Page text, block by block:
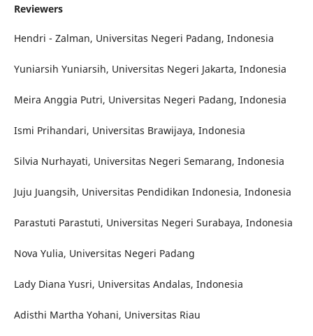
Reviewers
Hendri - Zalman, Universitas Negeri Padang, Indonesia
Yuniarsih Yuniarsih, Universitas Negeri Jakarta, Indonesia
Meira Anggia Putri, Universitas Negeri Padang, Indonesia
Ismi Prihandari, Universitas Brawijaya, Indonesia
Silvia Nurhayati, Universitas Negeri Semarang, Indonesia
Juju Juangsih, Universitas Pendidikan Indonesia, Indonesia
Parastuti Parastuti, Universitas Negeri Surabaya, Indonesia
Nova Yulia, Universitas Negeri Padang
Lady Diana Yusri, Universitas Andalas, Indonesia
Adisthi Martha Yohani, Universitas Riau